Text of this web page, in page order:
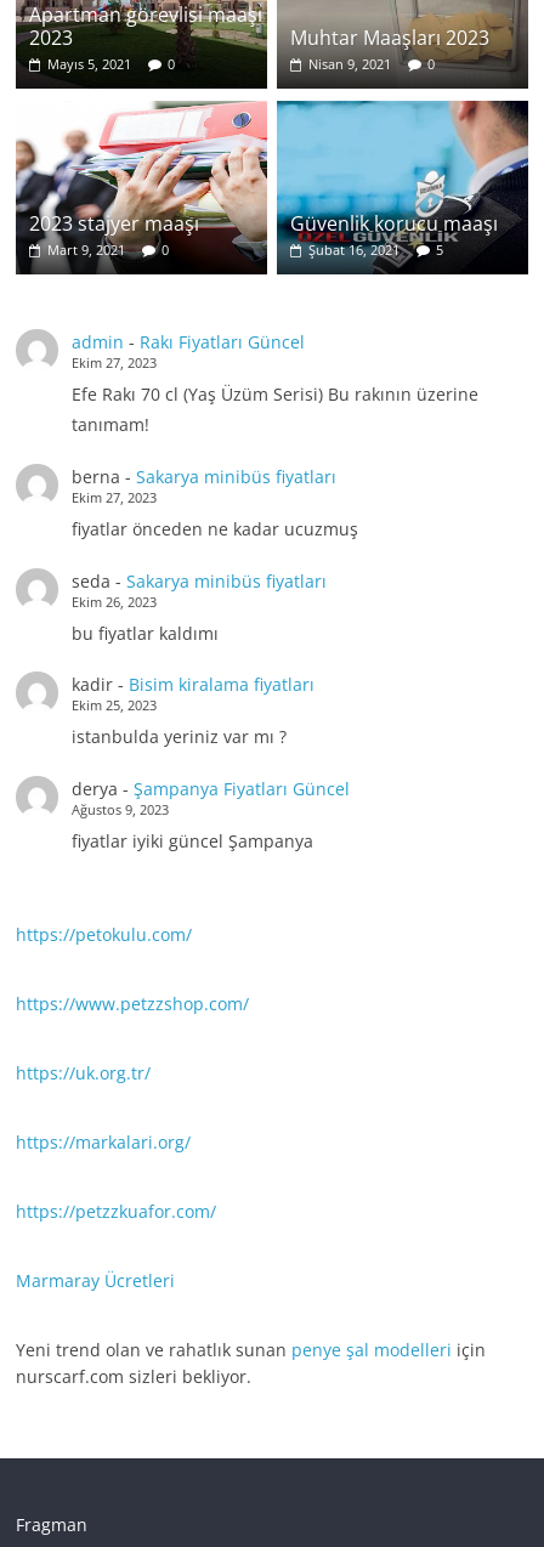
Apartman görevlisi maaşı
2023
Mayıs 5, 2021 0
Muhtar Maaşları 2023
Nisan 9, 2021 0
2023 stajyer maaşı
Mart 9, 2021 0
Güvenlik korucu maaşı
Şubat 16, 2021 5
admin - Rakı Fiyatları Güncel
Ekim 27, 2023
Efe Rakı 70 cl (Yaş Üzüm Serisi) Bu rakının üzerine
tanımam!
berna - Sakarya minibüs fiyatları
Ekim 27, 2023
fiyatlar önceden ne kadar ucuzmuş
seda - Sakarya minibüs fiyatları
Ekim 26, 2023
bu fiyatlar kaldımı
kadir- Bisim kiralama fiyatları
Ekim 25, 2023
istanbulda yeriniz var mı ?
derya - Şampanya Fiyatları Güncel
Ağustos 9, 2023
fiyatlar iyiki güncel Şampanya
https://petokulu.com/
https://www.petzzshop.com/
https://uk.org.tr/
https://markalari.org/
https://petzzkuafor.com/
Marmaray Ücretleri
Yeni trend olan ve rahatlık sunan penye şal modelleri için
nurscarf.com sizleri bekliyor.
Fragman